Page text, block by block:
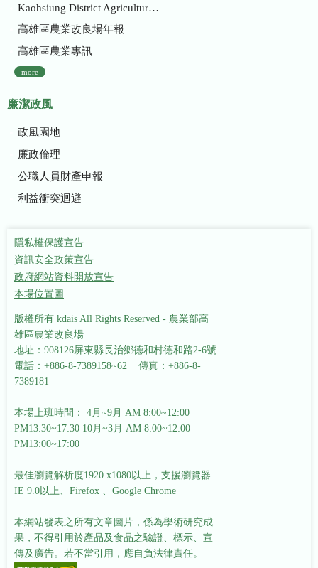
Kaohsiung District Agricultural Research and Extension Station
高雄區農業改良場年報
高雄區農業專訊
more
廉潔政風
政風園地
廉政倫理
公職人員財產申報
利益衝突迴避
隱私權保護宣告
資訊安全政策宣告
政府網站資料開放宣告
本場位置圖
版權所有 kdais All Rights Reserved - 農業部高
雄區農業改良場
地址：908126屏東縣長治鄉德和村德和路2-6號
電話：+886-8-7389158~62 傳真：+886-8-
7389181
本場上班時間： 4月~9月 AM 8:00~12:00
PM13:30~17:30 10月~3月 AM 8:00~12:00
PM13:00~17:00
最佳瀏覽解析度1920 x1080以上，支援瀏覽器
IE 9.0以上、Firefox 、Google Chrome
本網站發表之所有文章圖片，係為學術研究成
果，不得引用於產品及食品之驗證、標示、宣
傳及廣告。若不當引用，應自負法律責任。